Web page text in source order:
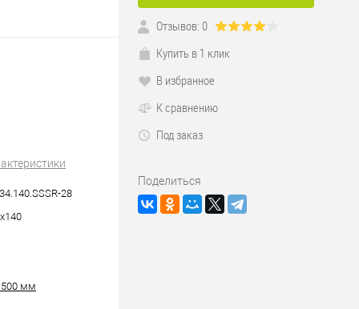
28
500 мм
Отзывов: 0
Купить в 1 клик
В избранное
К сравнению
Под заказ
Поделиться